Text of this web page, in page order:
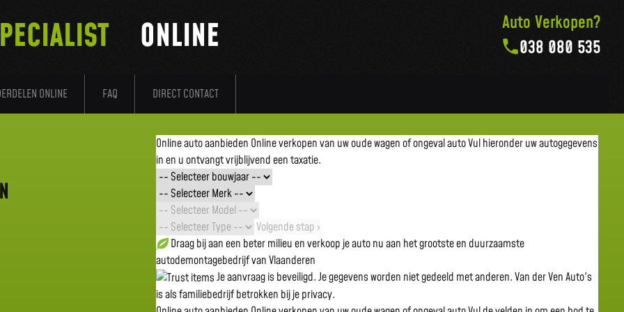
ONLINE FAQ DIRECT CONTACT
ONLINE
Auto Verkopen?
038 080 535
Online auto aanbieden Online verkopen van uw oude wagen of ongeval autoVul hieronder uw autogegevens
in en u ontvangt vrijblijvend een taxatie.
Volgende stap ›
Draag bij aan een beter milieu en verkoop je auto nu aan het grootste en duurzaamste
autodemontagebedrijf van Vlaanderen
Je aanvraag is beveiligd. Je gegevens worden niet gedeeld met anderen. Van der Ven Auto's
is als familiebedrijf betrokken bij je privacy.